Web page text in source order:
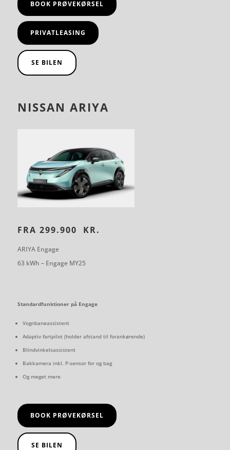
BOOK PRØVEKØRSEL
PRIVATLEASING
SE BILEN
NISSAN ARIYA
FRA 299.900 KR.
ARIYA Engage
63 kWh – Engage MY25
Standardfunktioner på Engage
Vognbaneassistent
Adaptiv fartpilot (holder afstand til forankørende)
Blindvinkelsassistent
Bakkamera inkl. P-sensor for og bag
Og meget mere
BOOK PRØVEKØRSEL
SE BILEN